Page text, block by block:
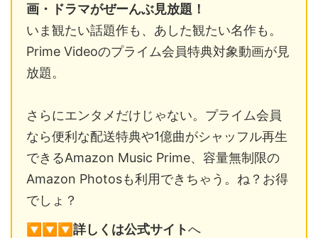
画・ドラマがぜーんぶ見放題！
いま観たい話題作も、あした観たい名作も。
Prime Videoのプライム会員特典対象動画が見
放題。
さらにエンタメだけじゃない。プライム会員
なら便利な配送特典や1億曲がシャッフル再生
できるAmazon Music Prime、容量無制限の
Amazon Photosも利用できちゃう。ね？お得
でしょ？
🔽🔽🔽詳しくは公式サイトへ